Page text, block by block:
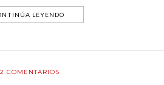
LEYENDO
2 COMENTARIOS